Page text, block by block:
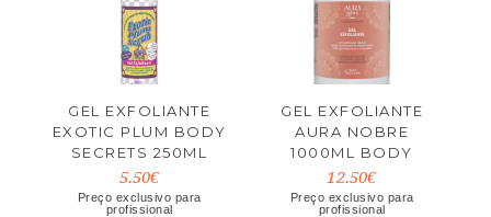
GEL EXFOLIANTE
EXOTIC PLUM BODY
SECRETS 250ML
5.50€
Preço exclusivo para
profissional
GEL EXFOLIANTE
AURA NOBRE
1000ML BODY
SECRETS
12.50€
Preço exclusivo para
profissional